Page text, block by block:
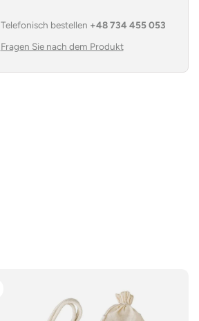
Telefonisch bestellen +48 734 455 053
Fragen Sie nach dem Produkt